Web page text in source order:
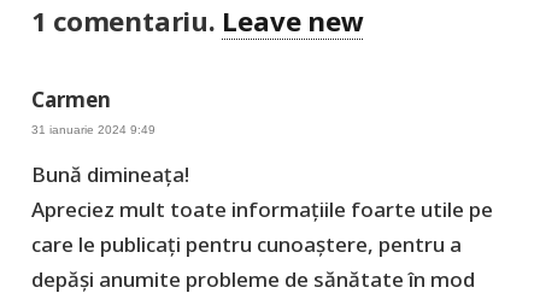
1 comentariu. Leave new
Carmen
31 ianuarie 2024 9:49
Bună dimineața!
Apreciez mult toate informațiile foarte utile pe
care le publicați pentru cunoaștere, pentru a
depăși anumite probleme de sănătate în mod